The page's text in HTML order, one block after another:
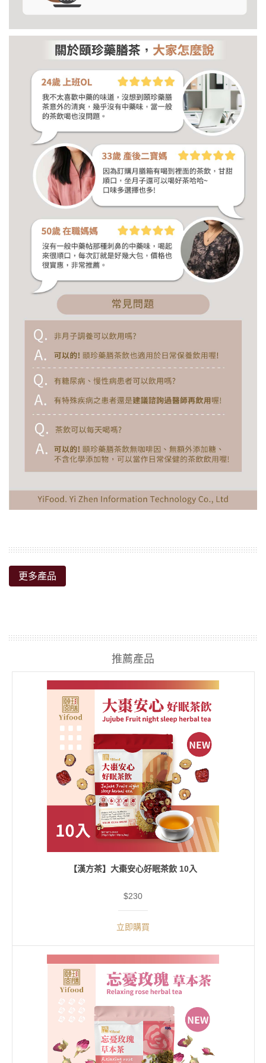
更多產品
推薦產品
【漢方茶】大棗安心好眠茶飲 10入
$230
立即購買